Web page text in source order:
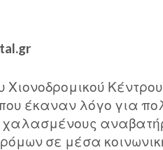
Χιονοδρομικού
έκαναν λόγο για
χαλασμένους
σε μέσα